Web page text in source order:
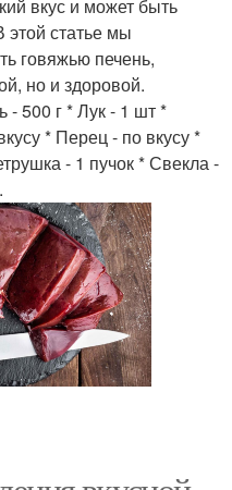
вкус и может быть
статье мы
говяжью печень,
но и здоровой.
- 500 г * Лук - 1 шт *
* Перец - по вкусу *
- 1 пучок * Свекла -